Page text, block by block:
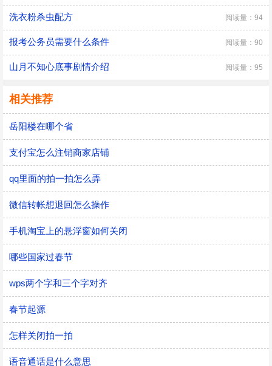
洗衣粉杀虫配方 阅读量：94
报考公务员需要什么条件 阅读量：90
山月不知心底事剧情介绍 阅读量：95
相关推荐
岳阳楼在哪个省
支付宝怎么注销商家店铺
qq里面的拍一拍怎么弄
微信转帐想退回怎么操作
手机淘宝上的悬浮窗如何关闭
哪些国家过春节
wps两个字和三个字对齐
春节起源
怎样关闭拍一拍
语音通话是什么意思